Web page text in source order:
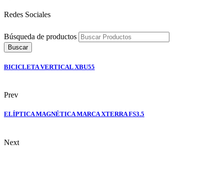
Redes Sociales
Búsqueda de productos
Buscar
BICICLETA VERTICAL XBU55
Prev
ELÍPTICA MAGNÉTICA MARCA XTERRA FS3.5
Next